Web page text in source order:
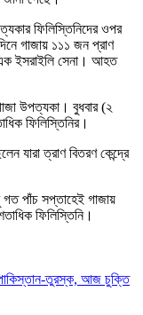
ফিলিস্তিনিদের ওপর
গাজায় ১১১ জন প্রাণ
এক ইসরাইলি সেনা। আহত
উপত্যকা। বুধবার (২
ফিলিস্তিনির।
যারা ত্রাণ বিতরণ কেন্দ্রে
পাঁচ সপ্তাহেই গাজায়
ফিলিস্তিনি।
তুরস্ক, আজ চুক্তি